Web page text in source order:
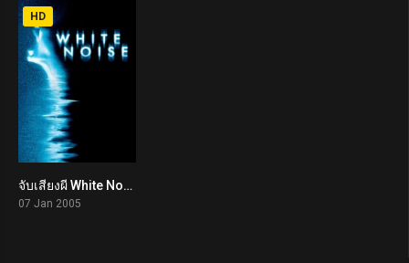
5.5
HD
จับเสียงผี White Noise (2005)
07 Jan 2005